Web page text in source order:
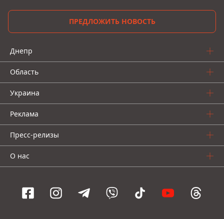
ПРЕДЛОЖИТЬ НОВОСТЬ
Днепр
Область
Украина
Реклама
Пресс-релизы
О нас